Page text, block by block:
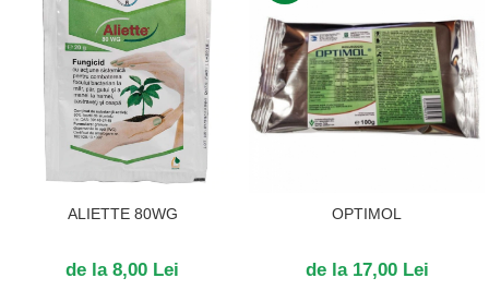
ALIETTE 80WG
de la 8,00 Lei
OPTIMOL
de la 17,00 Lei